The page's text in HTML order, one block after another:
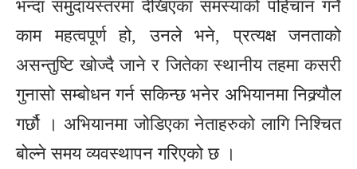
भन्दा समुदायस्तरमा देखिएका समस्याको पहिचान गर्ने
काम महत्वपूर्ण हो, उनले भने, प्रत्यक्ष जनताको
असन्तुष्टि खोज्दै जाने र जितेका स्थानीय तहमा कसरी
गुनासो सम्बोधन गर्न सकिन्छ भनेर अभियानमा निक्र्यौल
गर्छौ । अभियानमा जोडिएका नेताहरुको लागि निश्चित
बोल्ने समय व्यवस्थापन गरिएको छ ।